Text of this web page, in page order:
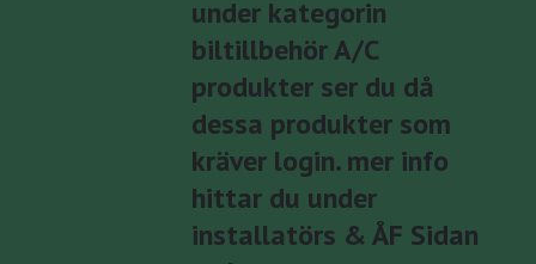
under kategorin
biltillbehör A/C
produkter ser du då
dessa produkter som
kräver login. mer info
hittar du under
installatörs & ÅF Sidan